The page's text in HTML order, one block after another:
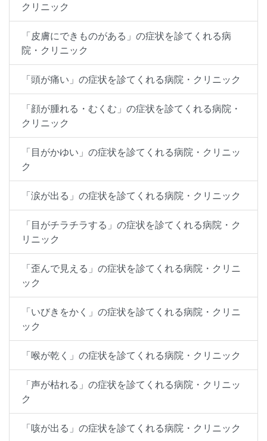
クリニック
「皮膚にできものがある」の症状を診てくれる病
院・クリニック
「頭が痛い」の症状を診てくれる病院・クリニック
「顔が腫れる・むくむ」の症状を診てくれる病院・
クリニック
「目がかゆい」の症状を診てくれる病院・クリニッ
ク
「涙が出る」の症状を診てくれる病院・クリニック
「目がチラチラする」の症状を診てくれる病院・ク
リニック
「歪んで見える」の症状を診てくれる病院・クリニ
ック
「いびきをかく」の症状を診てくれる病院・クリニ
ック
「喉が乾く」の症状を診てくれる病院・クリニック
「声が枯れる」の症状を診てくれる病院・クリニッ
ク
「咳が出る」の症状を診てくれる病院・クリニック